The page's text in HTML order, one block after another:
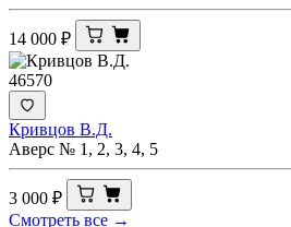
14 000 ₽
46570
Кривцов В.Д.
Аверс № 1, 2, 3, 4, 5
3 000 ₽
Смотреть все →